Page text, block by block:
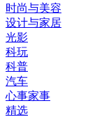
时尚与美容
设计与家居
光影
科玩
科普
汽车
心事家事
精选